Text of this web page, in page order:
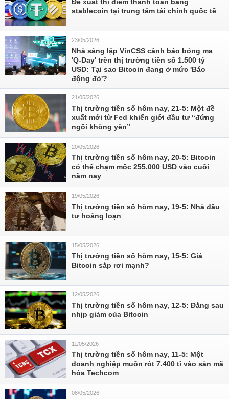
stablecoin tại trung tâm tài chính quốc tế
23/05/2026
Nhà sáng lập VinCSS cảnh báo bóng ma
'Q-Day' trên thị trường tiền số 1.500 tỷ
USD: Tại sao Bitcoin đang ở mức 'Báo
động đỏ'?
21/05/2026
Thị trường tiền số hôm nay, 21-5: Một đề
xuất mới từ Fed khiến giới đầu tư “đứng
ngồi không yên”
20/05/2026
Thị trường tiền số hôm nay, 20-5: Bitcoin
có thể chạm mốc 255.000 USD vào cuối
năm nay
19/05/2026
Thị trường tiền số hôm nay, 19-5: Nhà đầu
tư hoảng loạn
15/05/2026
Thị trường tiền số hôm nay, 15-5: Giá
Bitcoin sắp rơi mạnh?
12/05/2026
Thị trường tiền số hôm nay, 12-5: Đằng sau
nhịp giảm của Bitcoin
11/05/2026
Thị trường tiền số hôm nay, 11-5: Một
doanh nghiệp muốn rót 7.400 tỉ vào sàn mã
hóa Techcom
08/05/2026